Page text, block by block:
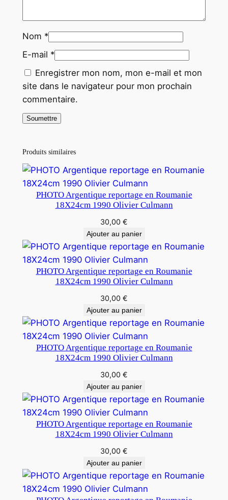
Nom *
E-mail *
Enregistrer mon nom, mon e-mail et mon
site dans le navigateur pour mon prochain
commentaire.
Produits similaires
PHOTO Argentique reportage en Roumanie
18X24cm 1990 Olivier Culmann
30,00 €
Ajouter au panier
PHOTO Argentique reportage en Roumanie
18X24cm 1990 Olivier Culmann
30,00 €
Ajouter au panier
PHOTO Argentique reportage en Roumanie
18X24cm 1990 Olivier Culmann
30,00 €
Ajouter au panier
PHOTO Argentique reportage en Roumanie
18X24cm 1990 Olivier Culmann
30,00 €
Ajouter au panier